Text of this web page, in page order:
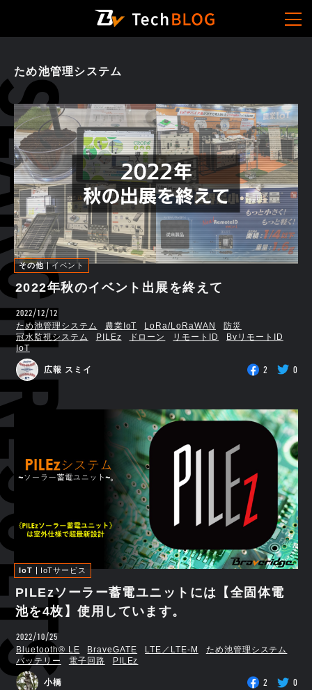
ため池管理システム
その他 イベント
2022年秋のイベント出展を終えて
2022/12/12
ため池管理システム 農業IoT LoRa/LoRaWAN
防災
冠水監視システム
PILEz ドローン リモートID
BvリモートID
IoT
広報 スミイ 2 0
IoT IoTサービス
PILEzソーラー蓄電ユニットには【全固体電
池を4枚】使用しています。
2022/10/25
Bluetooth®︎ LE BraveGATE LTE／LTE-M
ため池管理システム
バッテリー
電子回路 PILEz
小橋 2 0